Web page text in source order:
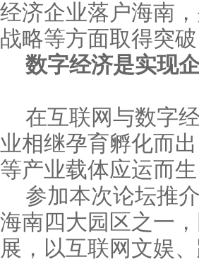
经济企业落户海南
战略等方面取得突破
数字经济是实现
在互联网与数字
业相继孕育孵化而
等产业载体应运而生
参加本次论坛推
海南四大园区之一
展，以互联网文娱